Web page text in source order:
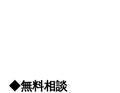
◆無料相談